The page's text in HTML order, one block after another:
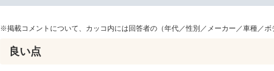
※掲載コメントについて、カッコ内には回答者の（年代／性別／メーカー／車種／
良い点